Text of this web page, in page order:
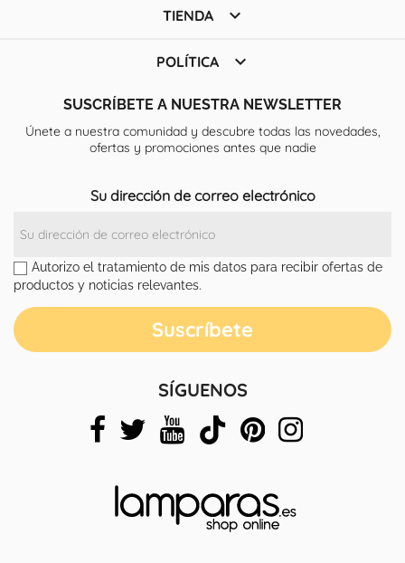
TIENDA 
POLÍTICA 
SUSCRÍBETE A NUESTRA NEWSLETTER
Únete a nuestra comunidad y descubre todas las novedades,
ofertas y promociones antes que nadie
Su dirección de correo electrónico
Autorizo el tratamiento de mis datos para recibir ofertas de
productos y noticias relevantes.
SÍGUENOS